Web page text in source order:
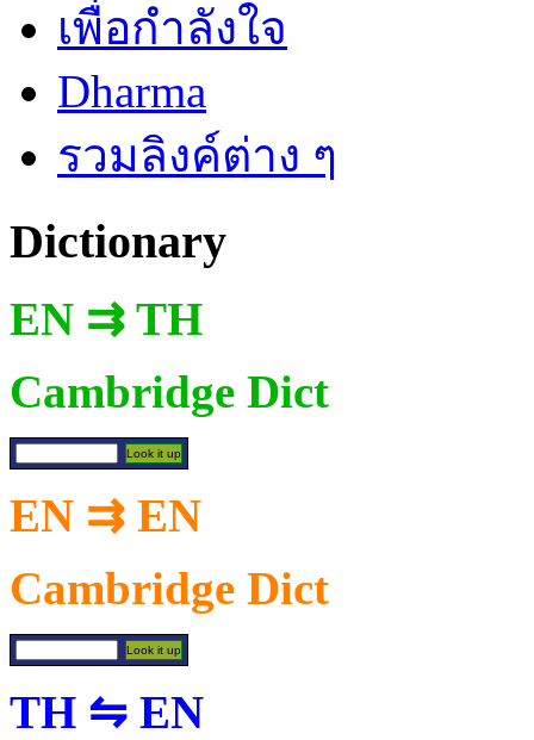
เพื่อกำลังใจ
Dharma
รวมลิงค์ต่าง ๆ
Dictionary
EN ⇉ TH
Cambridge Dict
EN ⇉ EN
Cambridge Dict
TH ⇋ EN